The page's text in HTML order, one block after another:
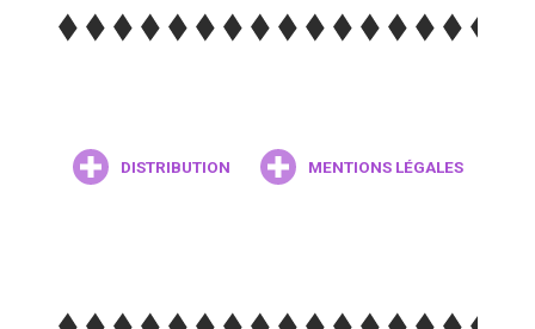
DISTRIBUTION MENTIONS LÉGALES